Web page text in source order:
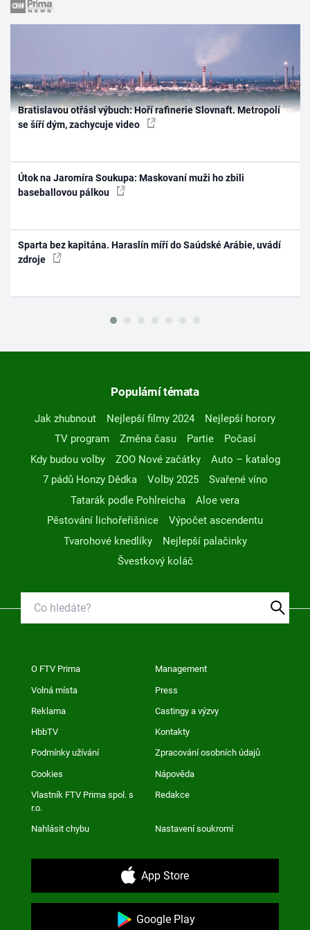
Bratislavou otřásl výbuch: Hoří rafinerie Slovnaft. Metropolí
se šíří dým, zachycuje video
Útok na Jaromíra Soukupa: Maskovaní muži ho zbili
baseballovou pálkou
Sparta bez kapitána. Haraslín míří do Saúdské Arábie, uvádí
zdroje
Populární témata
Jak zhubnout Nejlepší filmy 2024
Nejlepší horory
TV program
Změna času Partie
Počasí
Kdy budou volby
ZOO Nové začátky
Auto – katalog
7 pádů Honzy Dědka
Volby 2025
Svařené víno
Tatarák podle Pohlreicha
Aloe vera
Pěstování lichořeřišnice
Výpočet ascendentu
Tvarohové knedlíky
Nejlepší palačinky
Švestkový koláč
O FTV Prima Management
Volná místa Press
Reklama Castingy a výzvy
HbbTV Kontakty
Podmínky užívání Zpracování osobních údajů
Cookies Nápověda
Vlastník FTV Prima spol. s
r.o.
Redakce
Nahlásit chybu Nastavení soukromí
App Store
Google Play